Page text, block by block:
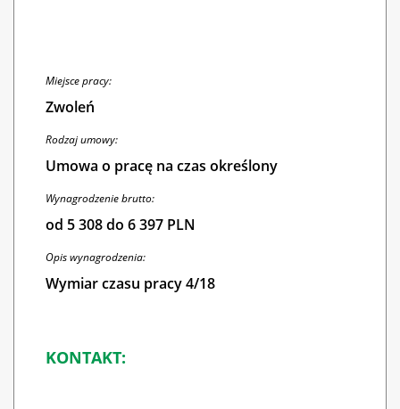
Miejsce pracy:
Zwoleń
Rodzaj umowy:
Umowa o pracę na czas określony
Wynagrodzenie brutto:
od 5 308 do 6 397 PLN
Opis wynagrodzenia:
Wymiar czasu pracy 4/18
KONTAKT: